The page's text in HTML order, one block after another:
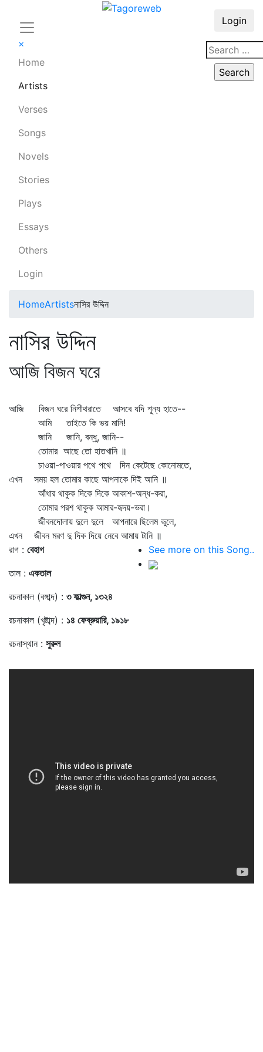
×
Home
Artists
Verses
Songs
Novels
Stories
Plays
Essays
Others
Login
Login
HomeArtistsনাসির উদ্দিন
নাসির উদ্দিন
আজি বিজন ঘরে
আজি বিজন ঘরে নিশীথরাতে আসবে যদি শূন্য হাতে--
আমি তাইতে কি ভয় মানি!
জানি জানি, বন্ধু, জানি--
তোমার আছে তো হাতখানি ॥
চাওয়া-পাওয়ার পথে পথে দিন কেটেছে কোনোমতে,
এখন সময় হল তোমার কাছে আপনাকে দিই আনি ॥
আঁধার থাকুক দিকে দিকে আকাশ-অন্ধ-করা,
তোমার পরশ থাকুক আমার-হৃদয়-ভরা।
জীবনদোলায় দুলে দুলে আপনারে ছিলেম ভুলে,
এখন জীবন মরণ দু দিক দিয়ে নেবে আমায় টানি ॥
রাগ : বেহাগ
তাল : একতাল
রচনাকাল (বঙ্গাব্দ) : ৩ ফাল্গুন, ১৩২৪
রচনাকাল (খৃষ্টাব্দ) : ১৪ ফেব্রুয়ারি, ১৯১৮
রচনাস্থান : সুরুল
See more on this Song..